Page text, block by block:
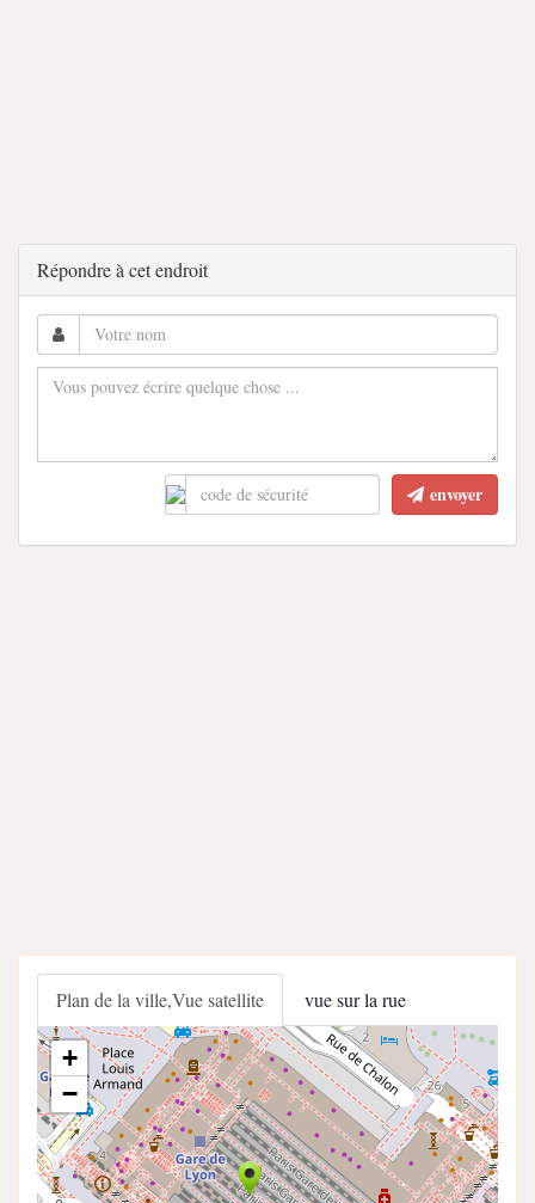
Répondre à cet endroit
envoyer
Plan de la ville,Vue satellite vue sur la rue
+
−